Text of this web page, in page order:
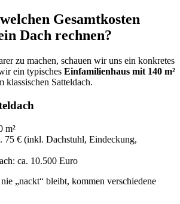
Gesamtkosten
Dach rechnen?
zu machen, schauen wir uns ein konkretes
ein typisches Einfamilienhaus mit 140 m²
klassischen Satteldach.
m²
75 € (inkl. Dachstuhl, Eindeckung,
ca. 10.500 Euro
„nackt“ bleibt, kommen verschiedene